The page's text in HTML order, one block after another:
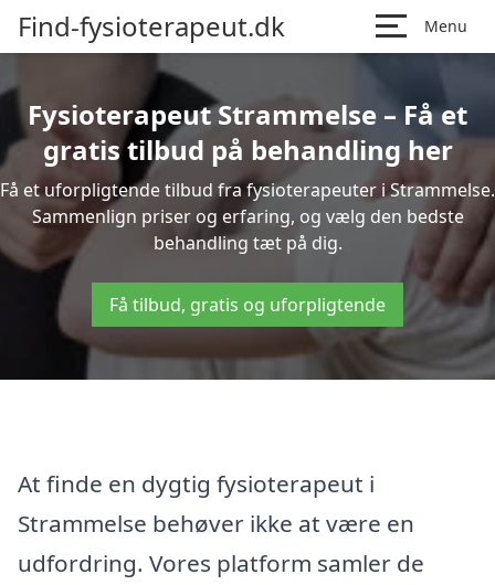
Find-fysioterapeut.dk Menu
Fysioterapeut Strammelse – Få et
gratis tilbud på behandling her
Få et uforpligtende tilbud fra fysioterapeuter i Strammelse.
Sammenlign priser og erfaring, og vælg den bedste
behandling tæt på dig.
Få tilbud, gratis og uforpligtende
At finde en dygtig fysioterapeut i
Strammelse behøver ikke at være en
udfordring. Vores platform samler de